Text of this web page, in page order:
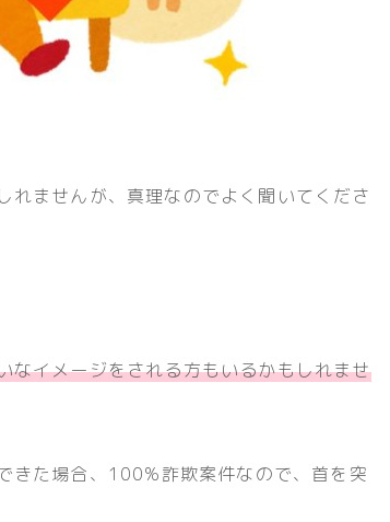
れませんが、真理なのでよく聞いてくださ
なイメージをされる方もいるかもしれませ
きた場合、100%詐欺案件なので、首を突